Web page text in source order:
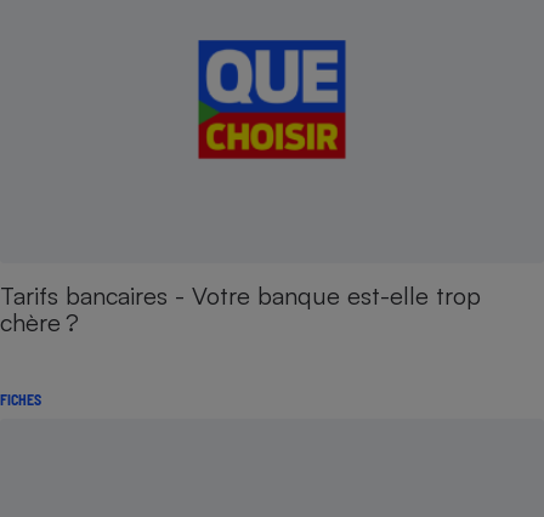
Tarifs bancaires - Votre banque est-elle trop
chère ?
FICHES